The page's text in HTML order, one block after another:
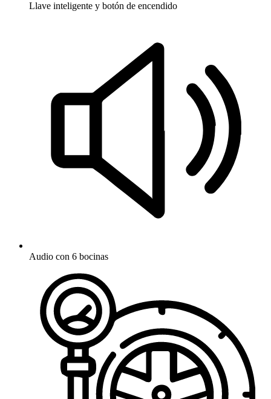
Llave inteligente y botón de encendido
Audio con 6 bocinas